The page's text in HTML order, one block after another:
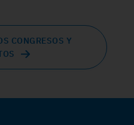
CONGRESOS Y